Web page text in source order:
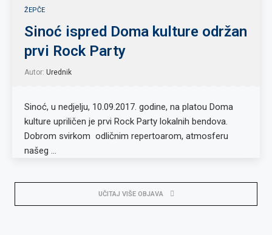
ŽEPČE
Sinoć ispred Doma kulture održan
prvi Rock Party
Autor: Urednik
Sinoć, u nedjelju, 10.09.2017. godine, na platou Doma
kulture upriličen je prvi Rock Party lokalnih bendova.
Dobrom svirkom odličnim repertoarom, atmosferu
našeg …
UČITAJ VIŠE OBJAVA